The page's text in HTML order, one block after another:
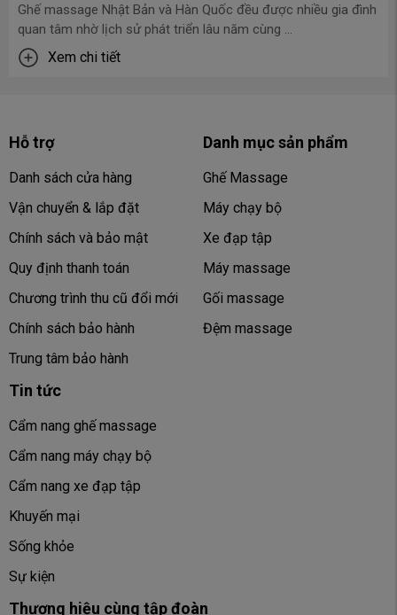
Ghế massage Nhật Bản và Hàn Quốc đều được nhiều gia đình
quan tâm nhờ lịch sử phát triển lâu năm cùng ...
Xem chi tiết
Hỗ trợ
Danh sách cửa hàng
Vận chuyển & lắp đặt
Chính sách và bảo mật
Quy định thanh toán
Chương trình thu cũ đổi mới
Chính sách bảo hành
Trung tâm bảo hành
Danh mục sản phẩm
Ghế Massage
Máy chạy bộ
Xe đạp tập
Máy massage
Gối massage
Đệm massage
Tin tức
Cẩm nang ghế massage
Cẩm nang máy chạy bộ
Cẩm nang xe đạp tập
Khuyến mại
Sống khỏe
Sự kiện
Thương hiệu cùng tập đoàn